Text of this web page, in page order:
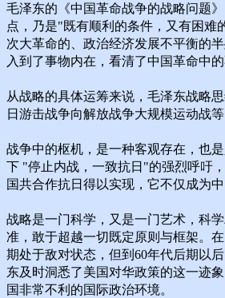
毛泽东的《中国革命战争的战略问题
点，乃是"既有顺利的条件，又有困难
次大革命的、政治经济发展不平衡的
入到了事物内在，看清了中国革命中
从战略的具体运筹来说，毛泽东战略
日游击战争向解放战争大规模运动战
战争中的枢机，是一种客观存在，也
下 "停止内战，一致抗日"的强烈呼吁
国共合作抗日得以实现，它不仅成为
战略是一门科学，又是一门艺术，科
准，敢于超越一切既定原则与框架。
期处于敌对状态，但到60年代后期以
东及时洞悉了美国对华政策的这一迹
国非常不利的国际政治环境。